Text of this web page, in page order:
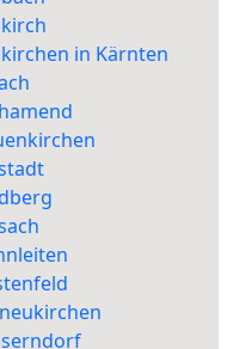
in Kärnten